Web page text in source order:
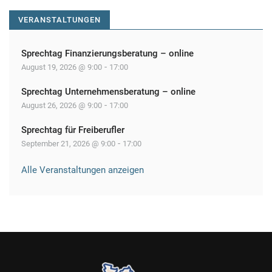
VERANSTALTUNGEN
Sprechtag Finanzierungsberatung – online
August 19, 2026 @ 9:00 - 17:00
Sprechtag Unternehmensberatung – online
August 26, 2026 @ 9:00 - 17:00
Sprechtag für Freiberufler
September 21, 2026 @ 9:00 - 17:00
Alle Veranstaltungen anzeigen